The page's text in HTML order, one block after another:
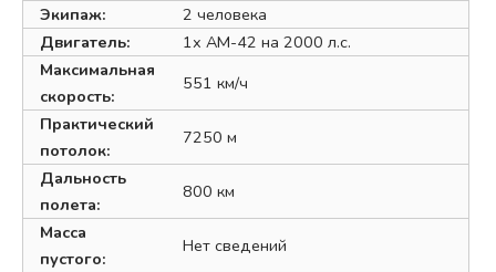
Экипаж:
2 человека
Двигатель:
1х АМ-42 на 2000 л.с.
Максимальная
скорость:
551 км/ч
Практический
потолок:
7250 м
Дальность
полета:
800 км
Масса
пустого:
Нет сведений